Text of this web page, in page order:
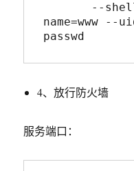
name=www --
passwd
4、放行防火墙
服务端口：